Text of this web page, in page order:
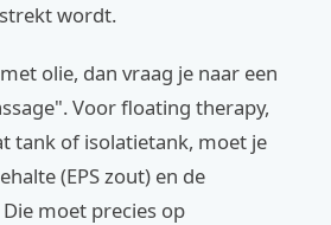
wordt.
olie, dan vraag je naar een
Voor floating therapy,
tank of isolatietank, moet je
(EPS zout) en de
moet precies op